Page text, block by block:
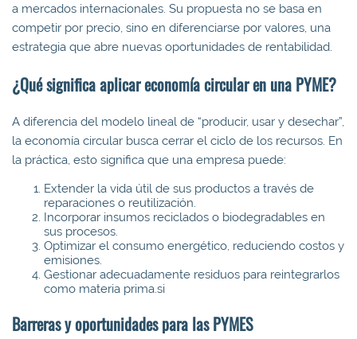
a mercados internacionales. Su propuesta no se basa en
competir por precio, sino en diferenciarse por valores, una
estrategia que abre nuevas oportunidades de rentabilidad.
¿Qué significa aplicar economía circular en una PYME?
A diferencia del modelo lineal de “producir, usar y desechar”,
la economía circular busca cerrar el ciclo de los recursos. En
la práctica, esto significa que una empresa puede:
Extender la vida útil de sus productos a través de
reparaciones o reutilización.
Incorporar insumos reciclados o biodegradables en
sus procesos.
Optimizar el consumo energético, reduciendo costos y
emisiones.
Gestionar adecuadamente residuos para reintegrarlos
como materia prima.si
Barreras y oportunidades para las PYMES